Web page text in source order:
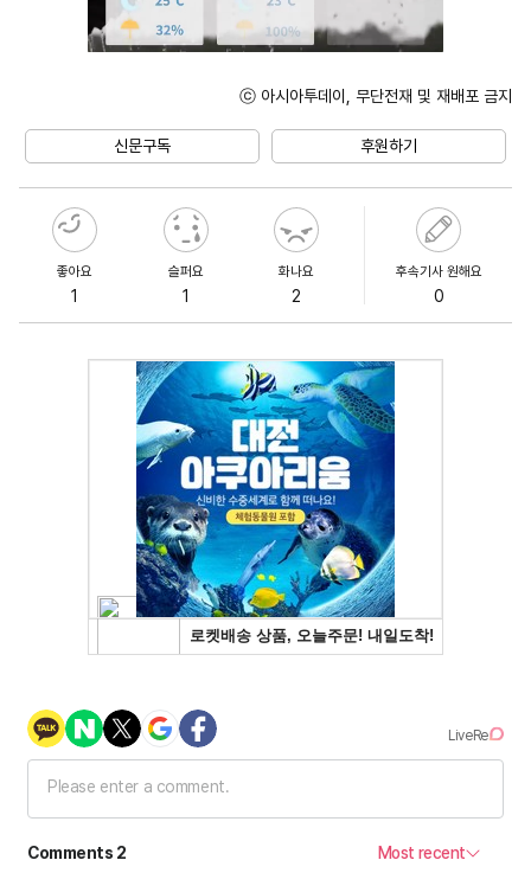
ⓒ 아시아투데이, 무단전재 및 재배포 금지
신문구독 후원하기
좋아요
1
슬퍼요
1
화나요
2
후속기사 원해요
0